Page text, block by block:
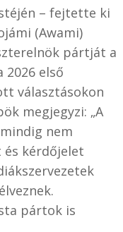
– fejtette ki
(Awami)
pártját a
első
választásokon
megjegyzi: „A
nem
és kérdőjelet
pártok is